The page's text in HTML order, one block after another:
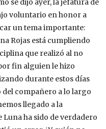
voluntario en honor a
un tema importante:
Rojas está cumpliendo
que realizó al no
fin alguien le hizo
durante estos días
compañero a lo largo
llegado a la
ha sido de verdadero